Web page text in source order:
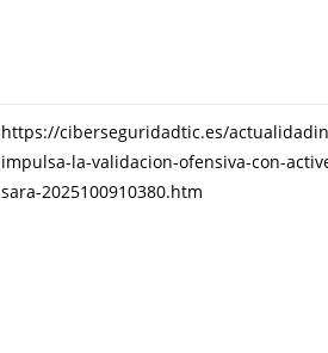
https://ciberseguridadtic.es/
impulsa-la-validacion-ofensiva-con-
sara-2025100910380.htm